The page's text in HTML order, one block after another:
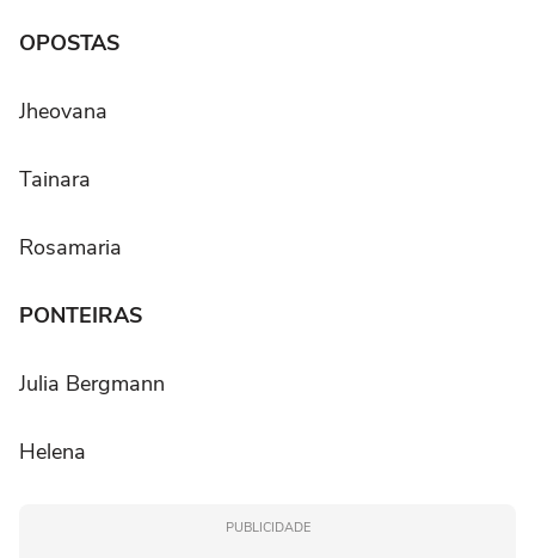
OPOSTAS
Jheovana
Tainara
Rosamaria
PONTEIRAS
Julia Bergmann
Helena
PUBLICIDADE